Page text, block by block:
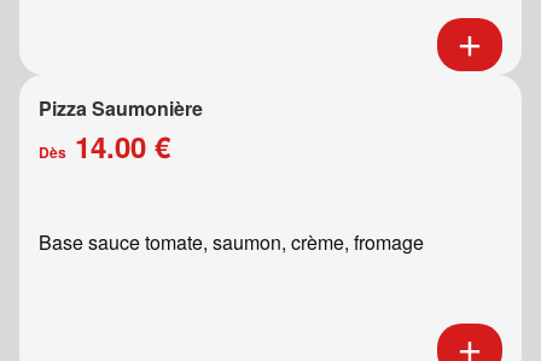
Pizza Saumonière
Dès 14.00 €
Base sauce tomate, saumon, crème, fromage